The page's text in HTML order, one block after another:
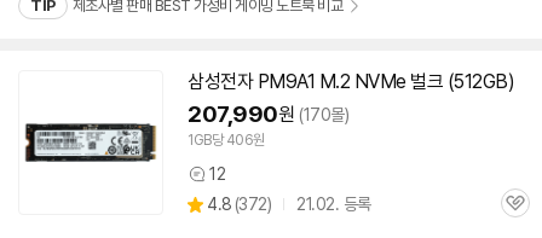
TIP 제조사별 판매 BEST 가성비 게이밍 노트북 비교
삼성전자 PM9A1 M.2 NVMe 벌크 (512GB)
207,990원 (170몰)
1GB당 406원
상
품
12
별
4.8 (상
372) 21.02. 등록
관
상